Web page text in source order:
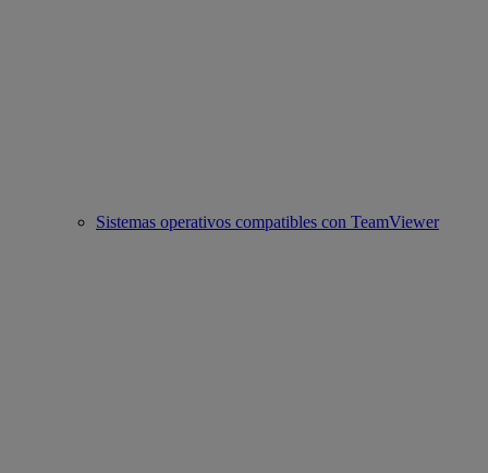
Sistemas operativos compatibles con TeamViewer